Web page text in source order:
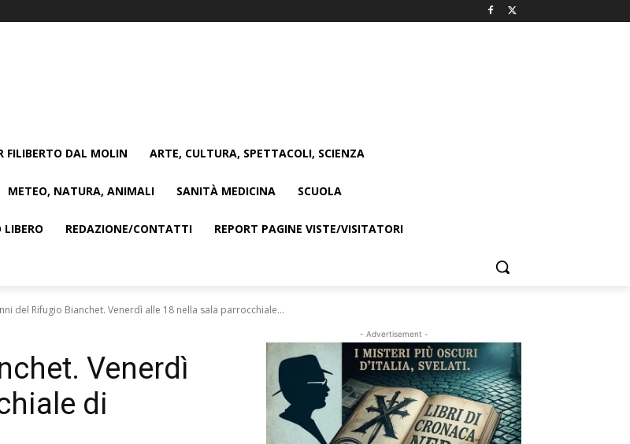
FILIBERTO DAL MOLIN ARTE, CULTURA, SPETTACOLI, SCIENZA
METEO, NATURA, ANIMALI SANITÀ MEDICINA SCUOLA
REDAZIONE/CONTATTI REPORT PAGINE VISTE/VISITATORI
del Rifugio Bianchet. Venerdì alle 18 nella sala parrocchiale...
Venerdì
di
- Advertisement -